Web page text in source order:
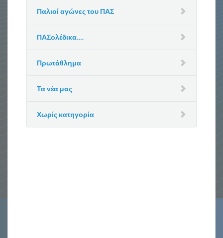
Παλιοί αγώνες του ΠΑΣ
ΠΑΣολέδικα….
Πρωτάθλημα
Τα νέα μας
Χωρίς κατηγορία